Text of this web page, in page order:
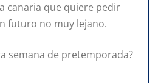
canaria que quiere pedir
futuro no muy lejano.
semana de pretemporada?